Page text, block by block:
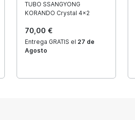
TUBO SSANGYONG
KORANDO Crystal 4x2
70,00 €
Entrega GRATIS el 27 de
Agosto